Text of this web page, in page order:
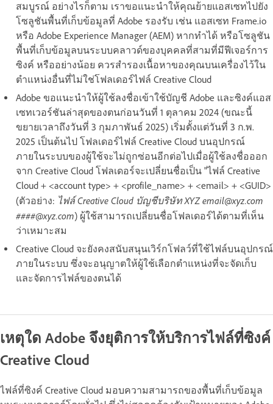
สมบูรณ์ อย่างไรก็ตาม เราขอแนะนำให้คุณย้ายแอสเซทไปยัง
โซลูชันพื้นที่เก็บข้อมูลที่ Adobe รองรับ เช่น แอสเซท Frame.io
หรือ Adobe Experience Manager (AEM) หากทำได้ หรือโซลูชัน
พื้นที่เก็บข้อมูลบนระบบคลาวด์ของบุคคลที่สามที่มีฟีเจอร์การ
ซิงค์ หรืออย่างน้อย ควรสำรองเนื้อหาของคุณบนเครื่องไว้ใน
ตำแหน่งอื่นที่ไม่ใช่โฟลเดอร์ไฟล์ Creative Cloud
Adobe ขอแนะนำให้ผู้ใช้ลงชื่อเข้าใช้บัญชี Adobe และซิงค์แอส
เซทเวอร์ชันล่าสุดของตนก่อนวันที่ 1 ตุลาคม 2024 (ขณะนี้
ขยายเวลาถึงวันที่ 3 กุมภาพันธ์ 2025) เริ่มตั้งแต่วันที่ 3 ก.พ.
2025 เป็นต้นไป โฟลเดอร์ไฟล์ Creative Cloud บนอุปกรณ์
ภายในระบบของผู้ใช้จะไม่ถูกซ่อนอีกต่อไปเมื่อผู้ใช้ลงชื่อออก
จาก Creative Cloud โฟลเดอร์จะเปลี่ยนชื่อเป็น "ไฟล์ Creative
Cloud + <account type> + <profile_name> + <email> + <GUID>
(ตัวอย่าง: ไฟล์ Creative Cloud บัญชีบริษัท XYZ email@xyz.com
####@xyz.com) ผู้ใช้สามารถเปลี่ยนชื่อโฟลเดอร์ได้ตามที่เห็น
ว่าเหมาะสม
Creative Cloud จะยังคงสนับสนุนเวิร์กโฟลว์ที่ใช้ไฟล์บนอุปกรณ์
ภายในระบบ ซึ่งจะอนุญาตให้ผู้ใช้เลือกตำแหน่งที่จะจัดเก็บ
และจัดการไฟล์ของตนได้
เหตุใด Adobe จึงยุติการให้บริการไฟล์ที่ซิงค์
Creative Cloud
ไฟล์ที่ซิงค์ Creative Cloud มอบความสามารถของพื้นที่เก็บข้อมูล